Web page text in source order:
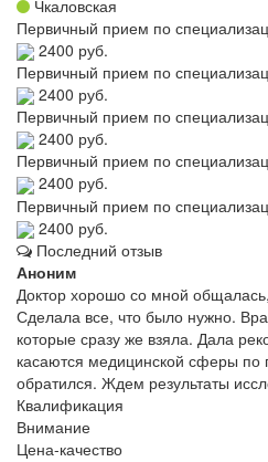
Чкаловская
Первичный прием по
2400 руб.
Первичный прием по
2400 руб.
Первичный прием по
2400 руб.
Первичный прием по
2400 руб.
Первичный прием по
2400 руб.
Последний отзыв
Аноним
Доктор хорошо со мной
Сделала все, что было нужно.
которые сразу же взяла. Дала
касаются медицинской сферы по
обратился. Ждем результаты
Квалификация
Внимание
Цена-качество